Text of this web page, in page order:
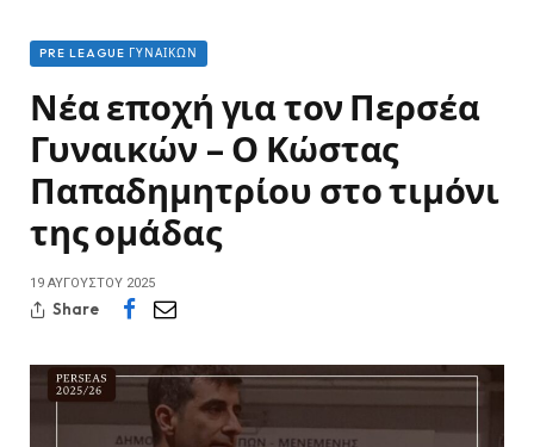
PRE LEAGUE ΓΥΝΑΙΚΏΝ
Νέα εποχή για τον Περσέα
Γυναικών – Ο Κώστας
Παπαδημητρίου στο τιμόνι
της ομάδας
19 ΑΥΓΟΎΣΤΟΥ 2025
Share